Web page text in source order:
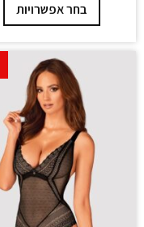
בחר אפשרויות